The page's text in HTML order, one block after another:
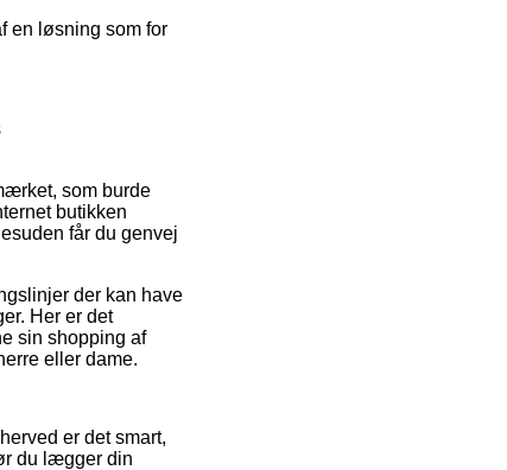
en løsning som for
som burde
butikken
får du genvej
der kan have
Her er det
sin shopping af
eller dame.
er det smart,
du lægger din